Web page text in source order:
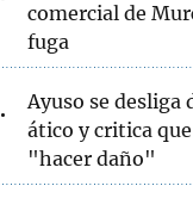
comercial de
fuga
Ayuso se desliga
ático y critica
"hacer daño"